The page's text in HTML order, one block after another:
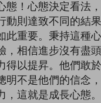
態！心態決定看法
動則達致不同的結
此重要。秉持這種
，相信進步沒有盡
得以提昇。他們敢
明不是他們的信念
，這就是成長心態